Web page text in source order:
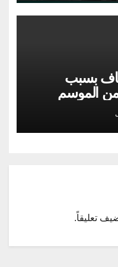
بسبب
من الموسم
تعليقاً.